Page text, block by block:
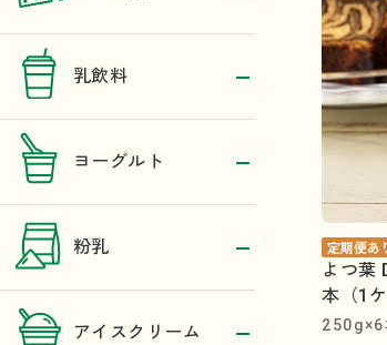
乳飲料
ヨーグルト
粉乳
アイスクリーム
定期便あ
よつ葉
本（1ケ
250g×6